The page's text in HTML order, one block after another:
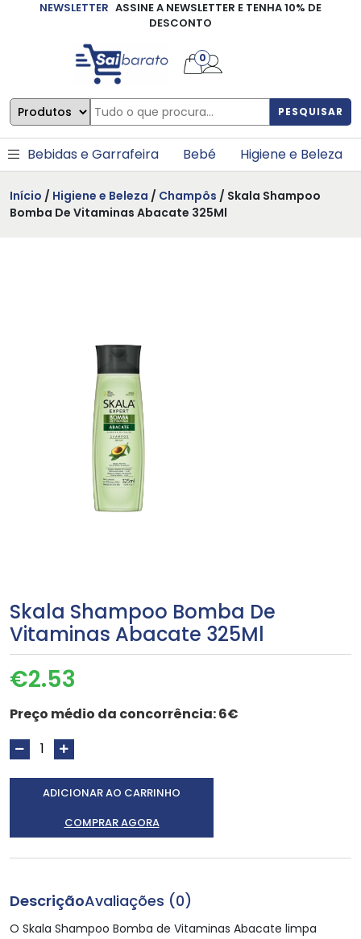
NEWSLETTER ASSINE A NEWSLETTER E TENHA 10% DE
DESCONTO
PESQUISAR
0
Bebidas e Garrafeira Bebé Higiene e Beleza
Início / Higiene e Beleza / Champôs / Skala Shampoo
Bomba De Vitaminas Abacate 325Ml
Skala Shampoo Bomba De
Vitaminas Abacate 325Ml
€2.53
Preço médio da concorrência:6€
ADICIONAR AO CARRINHO
COMPRAR AGORA
DescriçãoAvaliações (0)
O Skala Shampoo Bomba de Vitaminas Abacate limpa